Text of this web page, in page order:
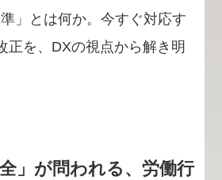
」とは何か。今すぐ対応す
正を、DXの視点から解き明
全」が問われる、労働行